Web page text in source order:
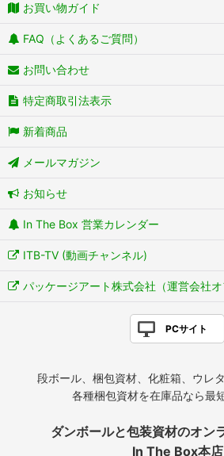
お買い物ガイド
FAQ（よくあるご質問）
お問い合わせ
特定商取引法表示
新着商品
メールマガジン
お知らせ
In The Box 営業カレンダー
ITB-TV (動画チャンネル)
パッケージアート株式会社（運営会社オ
PCサイト
段ボール、梱包資材、化粧箱、ウレ
各種梱包資材を在庫品なら最
ダンボールと包装資材のオン
In The Box本店